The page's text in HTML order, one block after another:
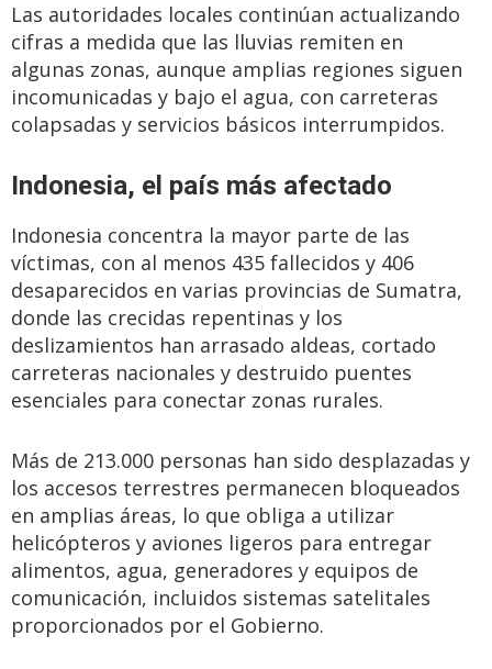
Las autoridades locales continúan actualizando
cifras a medida que las lluvias remiten en
algunas zonas, aunque amplias regiones siguen
incomunicadas y bajo el agua, con carreteras
colapsadas y servicios básicos interrumpidos.
Indonesia, el país más afectado
Indonesia concentra la mayor parte de las
víctimas, con al menos 435 fallecidos y 406
desaparecidos en varias provincias de Sumatra,
donde las crecidas repentinas y los
deslizamientos han arrasado aldeas, cortado
carreteras nacionales y destruido puentes
esenciales para conectar zonas rurales.
Más de 213.000 personas han sido desplazadas y
los accesos terrestres permanecen bloqueados
en amplias áreas, lo que obliga a utilizar
helicópteros y aviones ligeros para entregar
alimentos, agua, generadores y equipos de
comunicación, incluidos sistemas satelitales
proporcionados por el Gobierno.